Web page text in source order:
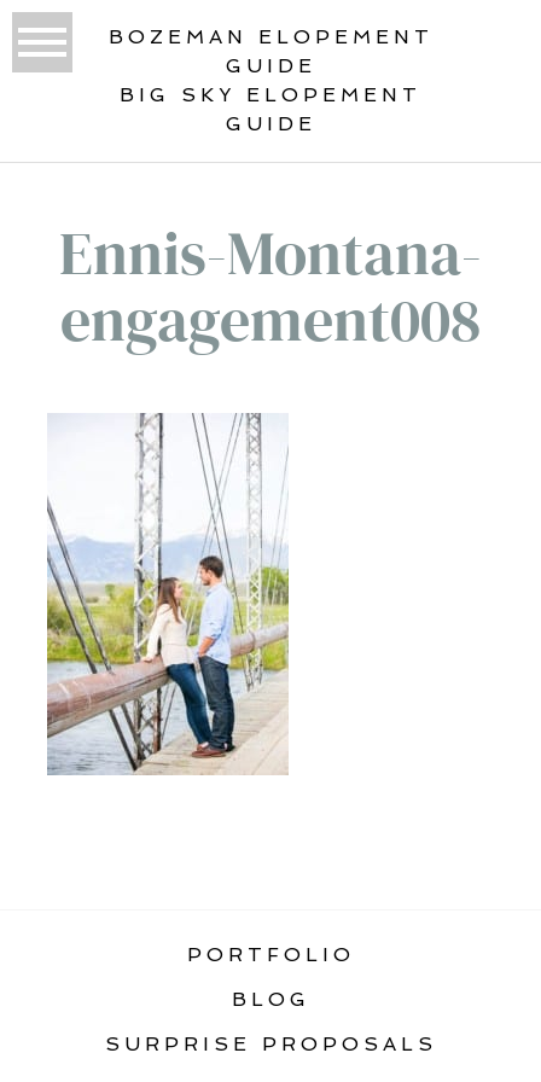
BOZEMAN ELOPEMENT
GUIDE
BIG SKY ELOPEMENT
GUIDE
Ennis-Montana-
engagement008
PORTFOLIO
BLOG
SURPRISE PROPOSALS